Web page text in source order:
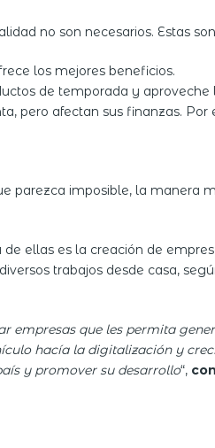
no son necesarios. Estas
los mejores beneficios.
de temporada y aproveche
pero afectan sus finanzas.
parezca imposible, la manera
ellas es la creación de
trabajos desde casa,
empresas que les permita
hacía la digitalización y
y promover su desarrollo“,